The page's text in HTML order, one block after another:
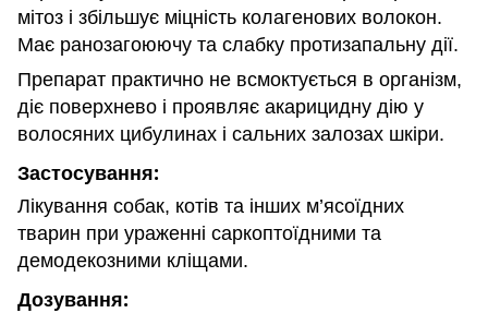
мітоз і збільшує міцність колагенових волокон.
Має ранозагоюючу та слабку протизапальну дії.
Препарат практично не всмоктується в організм,
діє поверхнево і проявляє акарицидну дію у
волосяних цибулинах і сальних залозах шкіри.
Застосування:
Лікування собак, котів та інших м’ясоїдних
тварин при ураженні саркоптоїдними та
демодекозними кліщами.
Дозування: